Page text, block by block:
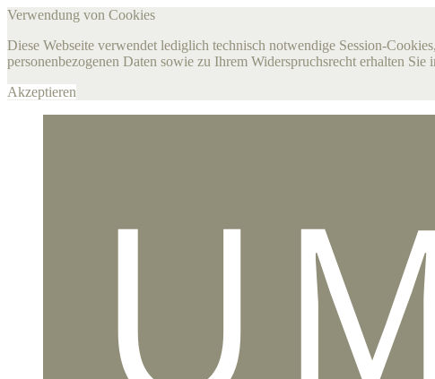
Verwendung von Cookies
Diese Webseite verwendet lediglich technisch notwendige Session-
personenbezogenen Daten sowie zu Ihrem Widerspruchsrecht erhalten Sie
Akzeptieren